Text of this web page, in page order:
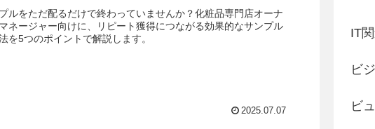
ルをただ配るだけで終わっていませんか？化粧品専門店オーナ
ネージャー向けに、リピート獲得につながる効果的なサンプル
を5つのポイントで解説します。
2025.07.07
IT
ビ
ビ